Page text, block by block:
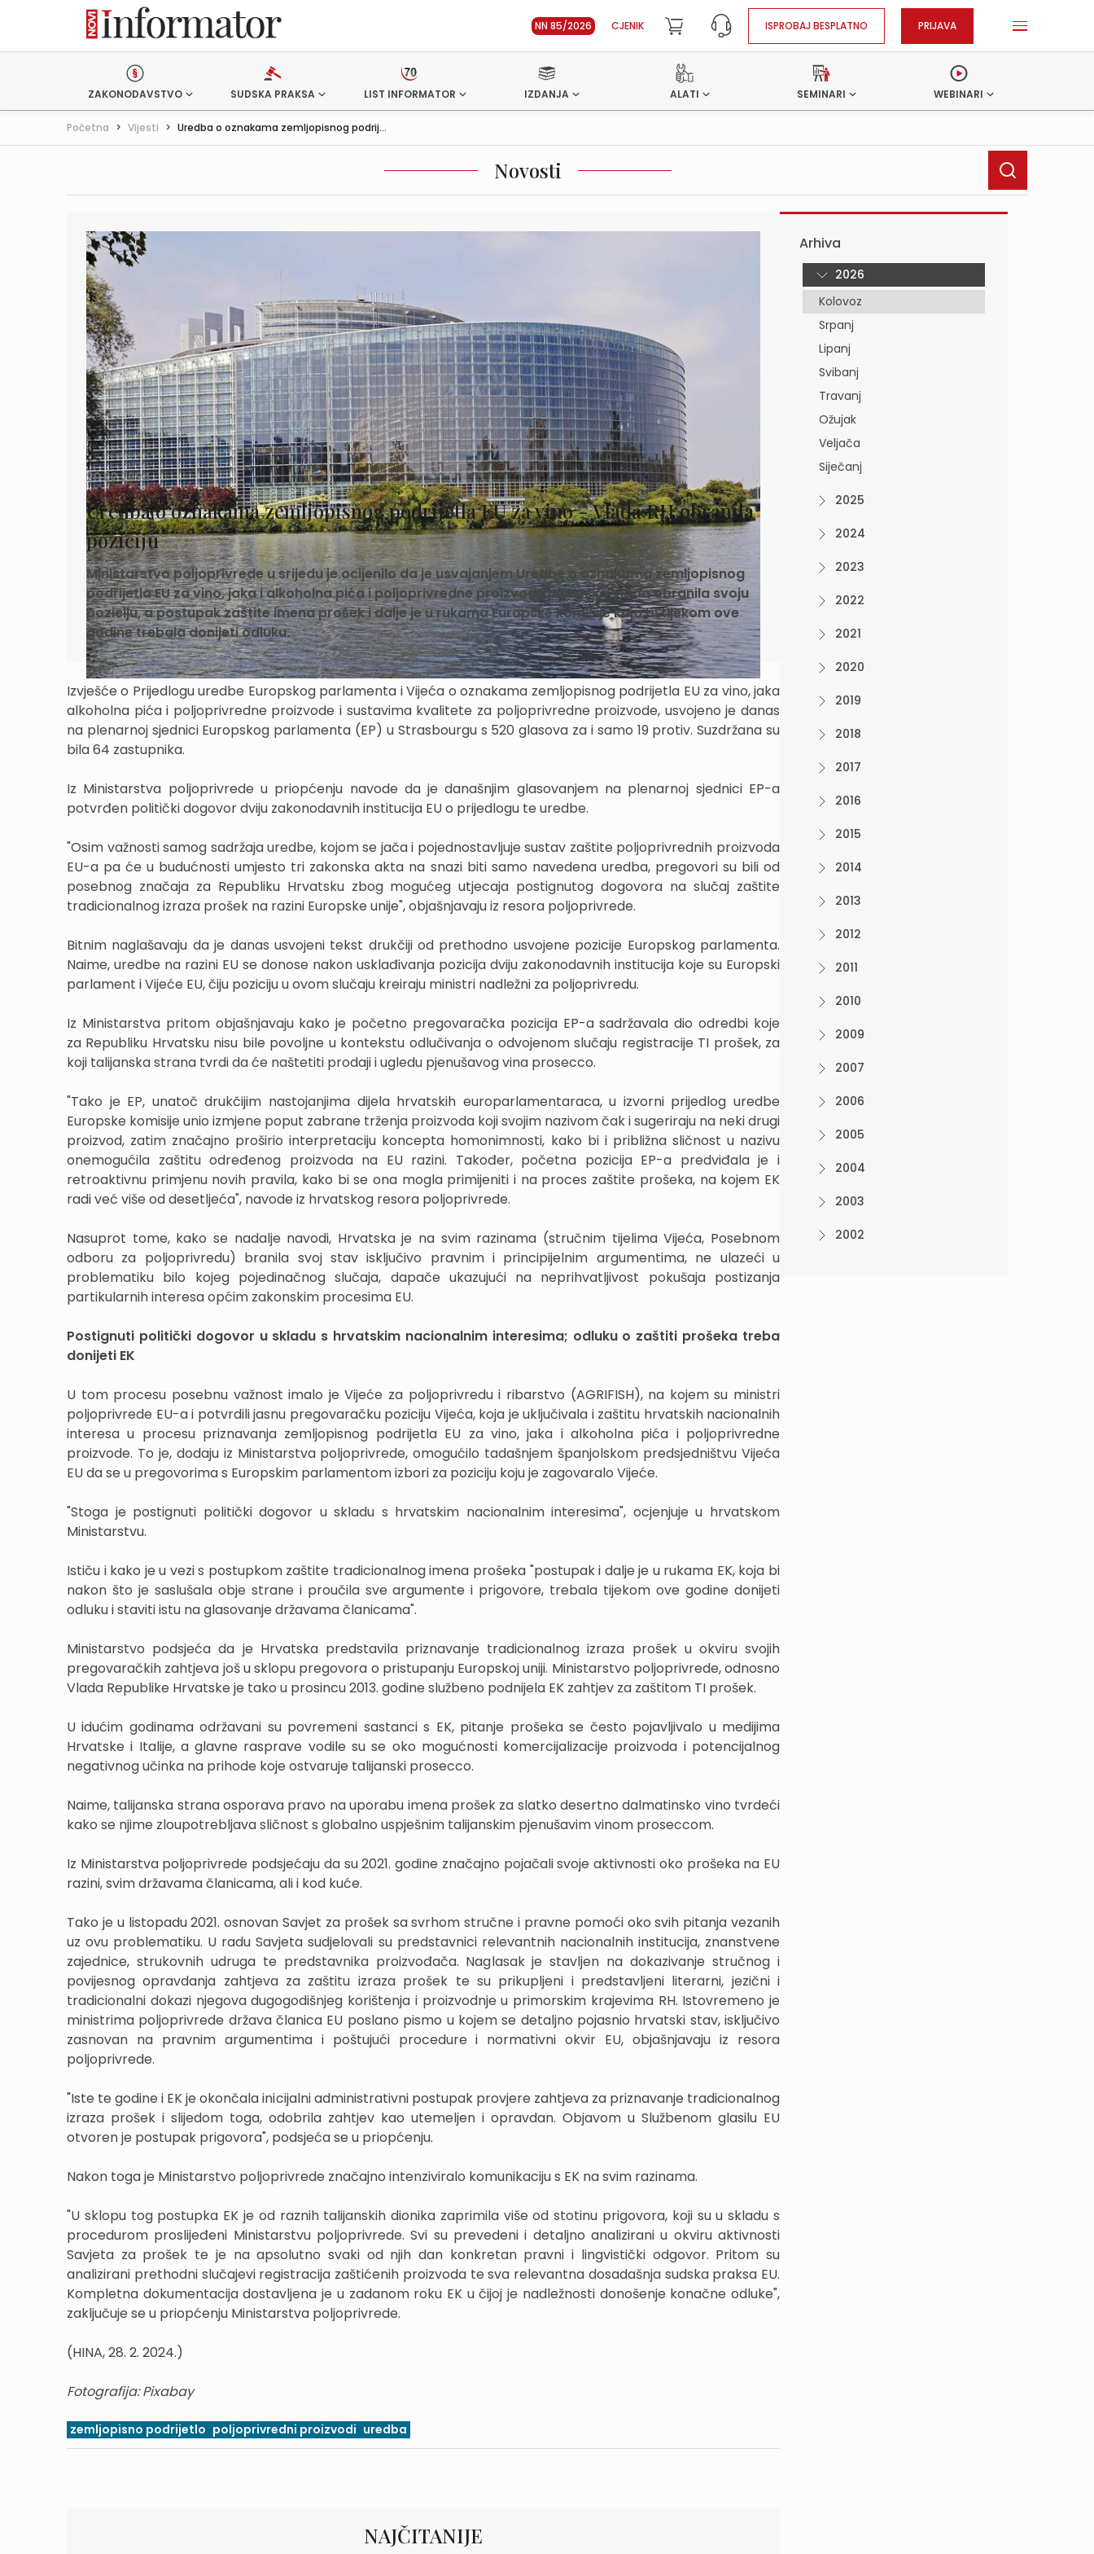
NN 85/2026 CJENIK ISPROBAJ BESPLATNO PRIJAVA
ZAKONODAVSTVO SUDSKA PRAKSA LIST INFORMATOR IZDANJA ALATI SEMINARI WEBINARI
Početna > Vijesti > Uredba o oznakama zemljopisnog podrij...
Novosti
29.02.2024.
Uredba o oznakama zemljopisnog podrijetla EU za vino - Vlada RH obranila
poziciju
Ministarstvo poljoprivrede u srijedu je ocijenilo da je usvajanjem Uredbe o oznakama zemljopisnog
podrijetla EU za vino, jaka i alkoholna pića i poljoprivredne proizvode hrvatska Vlada obranila svoju
poziciju, a postupak zaštite imena prošek i dalje je u rukama Europske komisije koja bi tijekom ove
godine trebala donijeti odluku.
Izvješće o Prijedlogu uredbe Europskog parlamenta i Vijeća o oznakama zemljopisnog podrijetla EU za vino, jaka
alkoholna pića i poljoprivredne proizvode i sustavima kvalitete za poljoprivredne proizvode, usvojeno je danas
na plenarnoj sjednici Europskog parlamenta (EP) u Strasbourgu s 520 glasova za i samo 19 protiv. Suzdržana su
bila 64 zastupnika.
Iz Ministarstva poljoprivrede u priopćenju navode da je današnjim glasovanjem na plenarnoj sjednici EP-a
potvrđen politički dogovor dviju zakonodavnih institucija EU o prijedlogu te uredbe.
"Osim važnosti samog sadržaja uredbe, kojom se jača i pojednostavljuje sustav zaštite poljoprivrednih proizvoda
EU-a pa će u budućnosti umjesto tri zakonska akta na snazi biti samo navedena uredba, pregovori su bili od
posebnog značaja za Republiku Hrvatsku zbog mogućeg utjecaja postignutog dogovora na slučaj zaštite
tradicionalnog izraza prošek na razini Europske unije", objašnjavaju iz resora poljoprivrede.
Bitnim naglašavaju da je danas usvojeni tekst drukčiji od prethodno usvojene pozicije Europskog parlamenta.
Naime, uredbe na razini EU se donose nakon usklađivanja pozicija dviju zakonodavnih institucija koje su Europski
parlament i Vijeće EU, čiju poziciju u ovom slučaju kreiraju ministri nadležni za poljoprivredu.
Iz Ministarstva pritom objašnjavaju kako je početno pregovaračka pozicija EP-a sadržavala dio odredbi koje
za Republiku Hrvatsku nisu bile povoljne u kontekstu odlučivanja o odvojenom slučaju registracije TI prošek, za
koji talijanska strana tvrdi da će naštetiti prodaji i ugledu pjenušavog vina prosecco.
"Tako je EP, unatoč drukčijim nastojanjima dijela hrvatskih europarlamentaraca, u izvorni prijedlog uredbe
Europske komisije unio izmjene poput zabrane trženja proizvoda koji svojim nazivom čak i sugeriraju na neki drugi
proizvod, zatim značajno proširio interpretaciju koncepta homonimnosti, kako bi i približna sličnost u nazivu
onemogućila zaštitu određenog proizvoda na EU razini. Također, početna pozicija EP-a predviđala je i
retroaktivnu primjenu novih pravila, kako bi se ona mogla primijeniti i na proces zaštite prošeka, na kojem EK
radi već više od desetljeća", navode iz hrvatskog resora poljoprivrede.
Nasuprot tome, kako se nadalje navodi, Hrvatska je na svim razinama (stručnim tijelima Vijeća, Posebnom
odboru za poljoprivredu) branila svoj stav isključivo pravnim i principijelnim argumentima, ne ulazeći u
problematiku bilo kojeg pojedinačnog slučaja, dapače ukazujući na neprihvatljivost pokušaja postizanja
partikularnih interesa općim zakonskim procesima EU.
Postignuti politički dogovor u skladu s hrvatskim nacionalnim interesima; odluku o zaštiti prošeka treba
donijeti EK
U tom procesu posebnu važnost imalo je Vijeće za poljoprivredu i ribarstvo (AGRIFISH), na kojem su ministri
poljoprivrede EU-a i potvrdili jasnu pregovaračku poziciju Vijeća, koja je uključivala i zaštitu hrvatskih nacionalnih
interesa u procesu priznavanja zemljopisnog podrijetla EU za vino, jaka i alkoholna pića i poljoprivredne
proizvode. To je, dodaju iz Ministarstva poljoprivrede, omogućilo tadašnjem španjolskom predsjedništvu Vijeća
EU da se u pregovorima s Europskim parlamentom izbori za poziciju koju je zagovaralo Vijeće.
"Stoga je postignuti politički dogovor u skladu s hrvatskim nacionalnim interesima", ocjenjuje u hrvatskom
Ministarstvu.
Ističu i kako je u vezi s postupkom zaštite tradicionalnog imena prošeka "postupak i dalje je u rukama EK, koja bi
nakon što je saslušala obje strane i proučila sve argumente i prigovore, trebala tijekom ove godine donijeti
odluku i staviti istu na glasovanje državama članicama".
Ministarstvo podsjeća da je Hrvatska predstavila priznavanje tradicionalnog izraza prošek u okviru svojih
pregovaračkih zahtjeva još u sklopu pregovora o pristupanju Europskoj uniji. Ministarstvo poljoprivrede, odnosno
Vlada Republike Hrvatske je tako u prosincu 2013. godine službeno podnijela EK zahtjev za zaštitom TI prošek.
U idućim godinama održavani su povremeni sastanci s EK, pitanje prošeka se često pojavljivalo u medijima
Hrvatske i Italije, a glavne rasprave vodile su se oko mogućnosti komercijalizacije proizvoda i potencijalnog
negativnog učinka na prihode koje ostvaruje talijanski prosecco.
Naime, talijanska strana osporava pravo na uporabu imena prošek za slatko desertno dalmatinsko vino tvrdeći
kako se njime zloupotrebljava sličnost s globalno uspješnim talijanskim pjenušavim vinom proseccom.
Iz Ministarstva poljoprivrede podsjećaju da su 2021. godine značajno pojačali svoje aktivnosti oko prošeka na EU
razini, svim državama članicama, ali i kod kuće.
Tako je u listopadu 2021. osnovan Savjet za prošek sa svrhom stručne i pravne pomoći oko svih pitanja vezanih
uz ovu problematiku. U radu Savjeta sudjelovali su predstavnici relevantnih nacionalnih institucija, znanstvene
zajednice, strukovnih udruga te predstavnika proizvođača. Naglasak je stavljen na dokazivanje stručnog i
povijesnog opravdanja zahtjeva za zaštitu izraza prošek te su prikupljeni i predstavljeni literarni, jezični i
tradicionalni dokazi njegova dugogodišnjeg korištenja i proizvodnje u primorskim krajevima RH. Istovremeno je
ministrima poljoprivrede država članica EU poslano pismo u kojem se detaljno pojasnio hrvatski stav, isključivo
zasnovan na pravnim argumentima i poštujući procedure i normativni okvir EU, objašnjavaju iz resora
poljoprivrede.
"Iste te godine i EK je okončala inicijalni administrativni postupak provjere zahtjeva za priznavanje tradicionalnog
izraza prošek i slijedom toga, odobrila zahtjev kao utemeljen i opravdan. Objavom u Službenom glasilu EU
otvoren je postupak prigovora", podsjeća se u priopćenju.
Nakon toga je Ministarstvo poljoprivrede značajno intenziviralo komunikaciju s EK na svim razinama.
"U sklopu tog postupka EK je od raznih talijanskih dionika zaprimila više od stotinu prigovora, koji su u skladu s
procedurom proslijeđeni Ministarstvu poljoprivrede. Svi su prevedeni i detaljno analizirani u okviru aktivnosti
Savjeta za prošek te je na apsolutno svaki od njih dan konkretan pravni i lingvistički odgovor. Pritom su
analizirani prethodni slučajevi registracija zaštićenih proizvoda te sva relevantna dosadašnja sudska praksa EU.
Kompletna dokumentacija dostavljena je u zadanom roku EK u čijoj je nadležnosti donošenje konačne odluke",
zaključuje se u priopćenju Ministarstva poljoprivrede.
(HINA, 28. 2. 2024.)
Fotografija: Pixabay
zemljopisno podrijetlo poljoprivredni proizvodi uredba
NAJČITANIJE
Arhiva
2026
Kolovoz
Srpanj
Lipanj
Svibanj
Travanj
Ožujak
Veljača
Siječanj
2025
2024
2023
2022
2021
2020
2019
2018
2017
2016
2015
2014
2013
2012
2011
2010
2009
2007
2006
2005
2004
2003
2002